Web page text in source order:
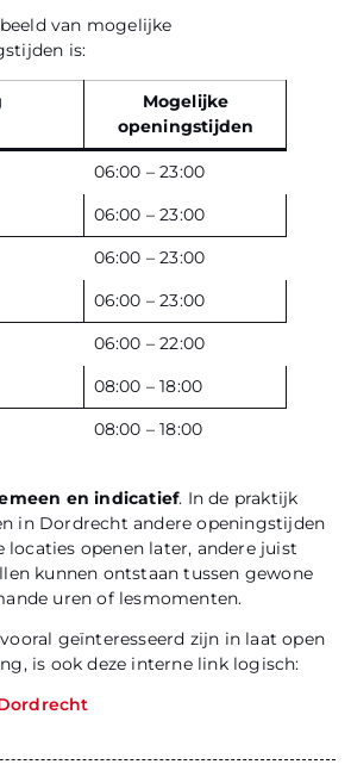
van mogelijke
is:
Mogelijke
openingstijden
06:00 – 23:00
06:00 – 23:00
06:00 – 23:00
06:00 – 23:00
06:00 – 22:00
08:00 – 18:00
08:00 – 18:00
en indicatief. In de praktijk
in Dordrecht andere openingstijden
locaties openen later, andere juist
kunnen ontstaan tussen gewone
uren of lesmomenten.
geïnteresseerd zijn in laat open
is ook deze interne link logisch: